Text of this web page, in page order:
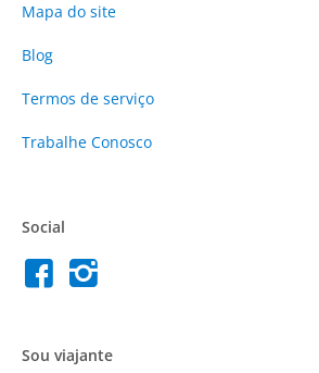
Mapa do site
Blog
Termos de serviço
Trabalhe Conosco
Social
Sou viajante